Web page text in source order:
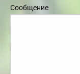
Сообщение